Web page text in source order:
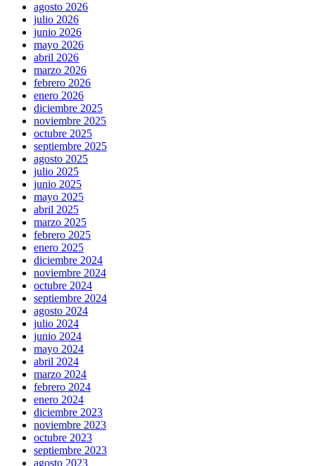
agosto 2026
julio 2026
junio 2026
mayo 2026
abril 2026
marzo 2026
febrero 2026
enero 2026
diciembre 2025
noviembre 2025
octubre 2025
septiembre 2025
agosto 2025
julio 2025
junio 2025
mayo 2025
abril 2025
marzo 2025
febrero 2025
enero 2025
diciembre 2024
noviembre 2024
octubre 2024
septiembre 2024
agosto 2024
julio 2024
junio 2024
mayo 2024
abril 2024
marzo 2024
febrero 2024
enero 2024
diciembre 2023
noviembre 2023
octubre 2023
septiembre 2023
agosto 2023